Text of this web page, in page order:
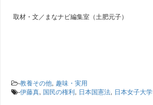
取材・文／まなナビ編集室（土肥元子）
-教養その他, 趣味・実用
-伊藤真, 国民の権利, 日本国憲法, 日本女子大学